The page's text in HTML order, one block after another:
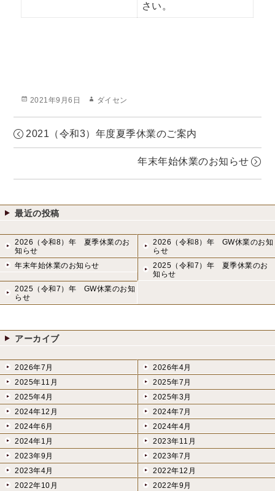
さい。
投
2021年9月6日
作
ダイセン
2021（令和3）年度夏季休業のご案内
年末年始休業のお知らせ
最近の投稿
2026（令和8）年 夏季休業のお
知らせ
2026（令和8）年 GW休業のお知
らせ
年末年始休業のお知らせ
2025（令和7）年 夏季休業のお
知らせ
2025（令和7）年 GW休業のお知
らせ
アーカイブ
2026年7月
2026年4月
2025年11月
2025年7月
2025年4月
2025年3月
2024年12月
2024年7月
2024年6月
2024年4月
2024年1月
2023年11月
2023年9月
2023年7月
2023年4月
2022年12月
2022年10月
2022年9月